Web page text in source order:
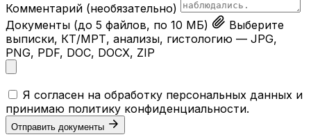
Комментарий (необязательно)
Документы (до 5 файлов, по 10 МБ)
Выберите
выписки, КТ/МРТ, анализы, гистологию — JPG,
PNG, PDF, DOC, DOCX, ZIP
Я согласен на обработку персональных данных и
принимаю политику конфиденциальности.
Отправить документы